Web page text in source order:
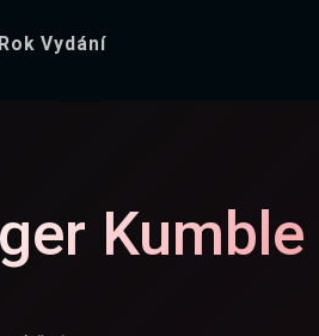
Rok Vydání
Kumble